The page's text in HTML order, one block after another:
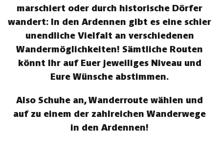
marschiert oder durch historische Dörfer
wandert: In den Ardennen gibt es eine schier
unendliche Vielfalt an verschiedenen
Wandermöglichkeiten! Sämtliche Routen
könnt Ihr auf Euer jeweiliges Niveau und
Eure Wünsche abstimmen.
Also Schuhe an, Wanderroute wählen und
auf zu einem der zahlreichen Wanderwege
in den Ardennen!